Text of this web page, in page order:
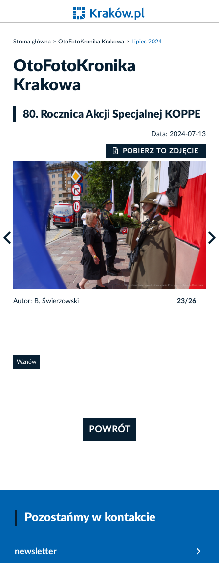
Strona główna OtoFotoKronika Krakowa Lipiec 2024
OtoFotoKronika
Krakowa
80. Rocznica Akcji Specjalnej KOPPE
Data: 2024-07-13
POBIERZ TO ZDJĘCIE
Autor: B. Świerzowski 23/26
Wznów
POWRÓT
Pozostańmy w kontakcie
newsletter